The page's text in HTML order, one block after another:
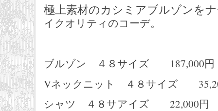
極上素材のカシミアブルゾンを
イクオリティのコーデ。
ブルゾン ４８サイズ 187,000円
Vネックニット ４８サイズ
シャツ ４８サアイズ 22,000円